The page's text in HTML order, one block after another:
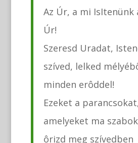
Az Úr, a mi IsItenünk
Úr!
Szeresd Uradat,
szíved, lelked
minden erôddel!
Ezeket a
amelyeket ma
ôrizd meg szívedben